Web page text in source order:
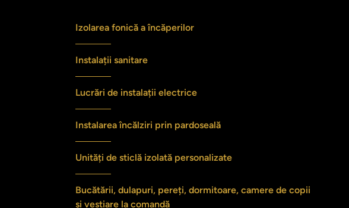
Izolarea fonică a încăperilor
Instalații sanitare
Lucrări de instalații electrice
Instalarea încălziri prin pardoseală
Unități de sticlă izolată personalizate
Bucătării, dulapuri, pereți, dormitoare, camere de copii
și vestiare la comandă